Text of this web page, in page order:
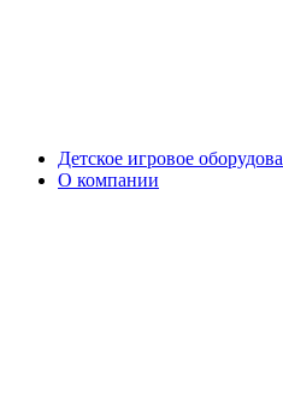
Детское игровое
О компании